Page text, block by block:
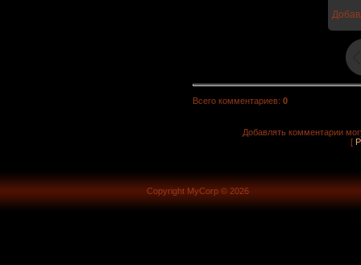
Всего комментариев: 0
Добавлять комментарии
[
Copyright MyCorp © 2026